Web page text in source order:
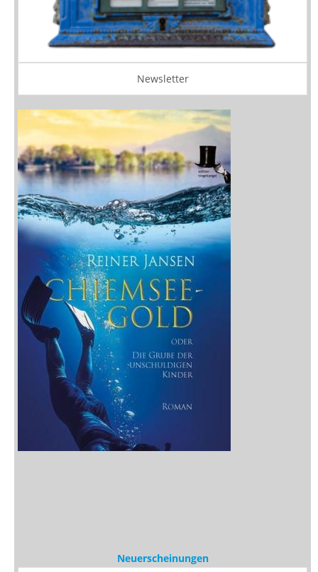
Newsletter